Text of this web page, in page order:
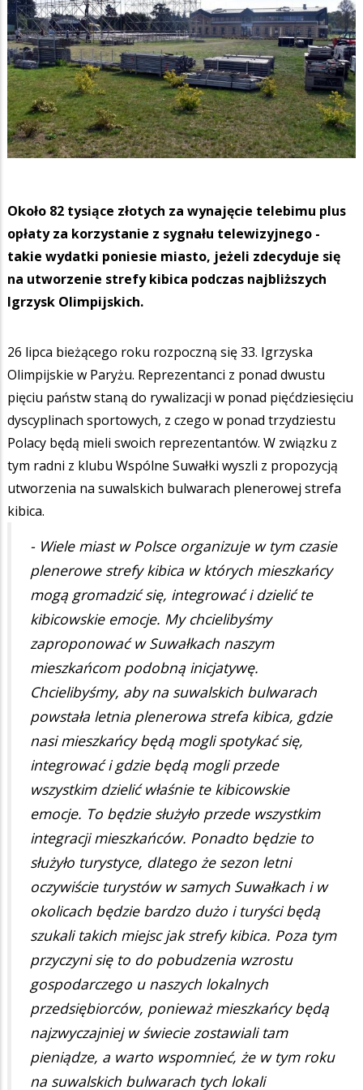
Około 82 tysiące złotych za wynajęcie telebimu plus
opłaty za korzystanie z sygnału telewizyjnego -
takie wydatki poniesie miasto, jeżeli zdecyduje się
na utworzenie strefy kibica podczas najbliższych
Igrzysk Olimpijskich.
26 lipca bieżącego roku rozpoczną się 33. Igrzyska
Olimpijskie w Paryżu. Reprezentanci z ponad dwustu
pięciu państw staną do rywalizacji w ponad pięćdziesięciu
dyscyplinach sportowych, z czego w ponad trzydziestu
Polacy będą mieli swoich reprezentantów. W związku z
tym radni z klubu Wspólne Suwałki wyszli z propozycją
utworzenia na suwalskich bulwarach plenerowej strefa
kibica.
- Wiele miast w Polsce organizuje w tym czasie
plenerowe strefy kibica w których mieszkańcy
mogą gromadzić się, integrować i dzielić te
kibicowskie emocje. My chcielibyśmy
zaproponować w Suwałkach naszym
mieszkańcom podobną inicjatywę.
Chcielibyśmy, aby na suwalskich bulwarach
powstała letnia plenerowa strefa kibica, gdzie
nasi mieszkańcy będą mogli spotykać się,
integrować i gdzie będą mogli przede
wszystkim dzielić właśnie te kibicowskie
emocje. To będzie służyło przede wszystkim
integracji mieszkańców. Ponadto będzie to
służyło turystyce, dlatego że sezon letni
oczywiście turystów w samych Suwałkach i w
okolicach będzie bardzo dużo i turyści będą
szukali takich miejsc jak strefy kibica. Poza tym
przyczyni się to do pobudzenia wzrostu
gospodarczego u naszych lokalnych
przedsiębiorców, ponieważ mieszkańcy będą
najzwyczajniej w świecie zostawiali tam
pieniądze, a warto wspomnieć, że w tym roku
na suwalskich bulwarach tych lokali